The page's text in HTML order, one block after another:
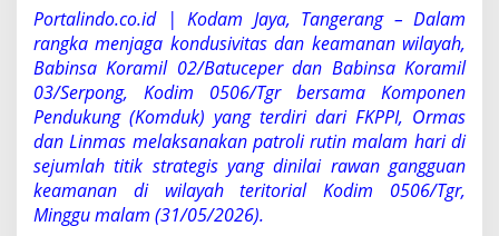
i
n
s
a
d
a
n
K
o
m
d
Portalindo.co.id | Kodam Jaya, Tangerang – Dalam
rangka menjaga kondusivitas dan keamanan wilayah,
Babinsa Koramil 02/Batuceper dan Babinsa Koramil
03/Serpong, Kodim 0506/Tgr bersama Komponen
Pendukung (Komduk) yang terdiri dari FKPPI, Ormas
dan Linmas melaksanakan patroli rutin malam hari di
sejumlah titik strategis yang dinilai rawan gangguan
keamanan di wilayah teritorial Kodim 0506/Tgr,
Minggu malam (31/05/2026).